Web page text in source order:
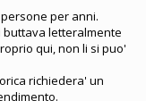
per anni.
buttava letteralmente
qui, non li si puo'
richiedera' un